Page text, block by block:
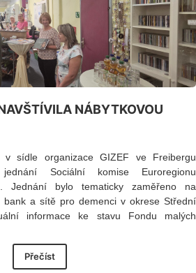
NÁBYTKOVOU
sídle organizace GIZEF ve Freibergu
Sociální komise Euroregionu
Jednání bylo tematicky zaměřeno na
bank a sítě pro demenci v okrese Střední
informace ke stavu Fondu malých
Přečíst